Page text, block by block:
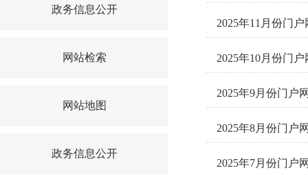
政务信息公开
网站检索
网站地图
政务信息公开
2025年11月份门
2025年10月份门
2025年9月份门户
2025年8月份门户
2025年7月份门户